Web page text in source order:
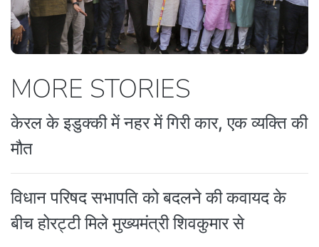
MORE STORIES
केरल के इडुक्की में नहर में गिरी कार, एक व्यक्ति की
मौत
विधान परिषद सभापति को बदलने की कवायद के
बीच होरट्टी मिले मुख्यमंत्री शिवकुमार से